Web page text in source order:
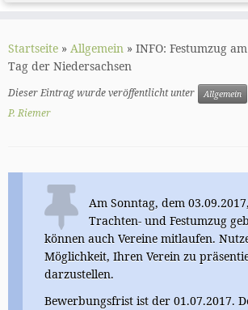
Inhalt
springen
Startseite » Allgemein » INFO: Festumzug
Tag der Niedersachsen
Dieser Eintrag wurde veröffentlicht unter Allgemein
P. Riemer
Am Sonntag, dem
Trachten- und Festumzug
können auch Vereine mitlaufen.
Möglichkeit, Ihren Verein zu
darzustellen.
Bewerbungsfrist ist der 01.07.2017.